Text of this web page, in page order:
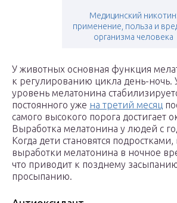
Медицинский никотин:
применение, польза и
организма человека
У животных основная функция
к регулированию цикла день-ночь.
уровень мелатонина
постоянного уже на третий месяц
самого высокого порога достигает
Выработка мелатонина у людей с
Когда дети становятся
выработки мелатонина в ночное
что приводит к позднему
просыпанию.